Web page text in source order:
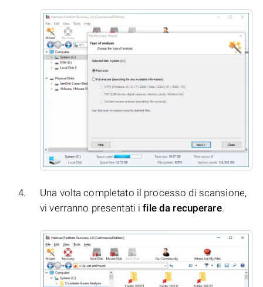
Una volta completato il processo di scansione,
vi verranno presentati ifile da recuperare.